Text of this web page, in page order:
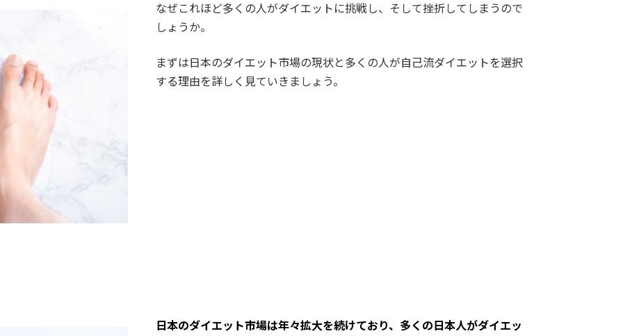
なぜこれほど多くの人がダイエットに挑戦し、そして挫折してしまうので
しょうか。
まずは日本のダイエット市場の現状と多くの人が自己流ダイエットを選択
する理由を詳しく見ていきましょう。
日本のダイエット市場は年々拡大を続けており、多くの日本人がダイエッ